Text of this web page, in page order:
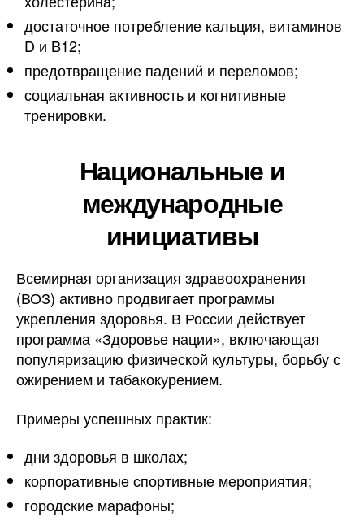
достаточное потребление кальция, витаминов
D и B12;
предотвращение падений и переломов;
социальная активность и когнитивные
тренировки.
Национальные и
международные
инициативы
Всемирная организация здравоохранения
(ВОЗ) активно продвигает программы
укрепления здоровья. В России действует
программа «Здоровье нации», включающая
популяризацию физической культуры, борьбу с
ожирением и табакокурением.
Примеры успешных практик:
дни здоровья в школах;
корпоративные спортивные мероприятия;
городские марафоны;